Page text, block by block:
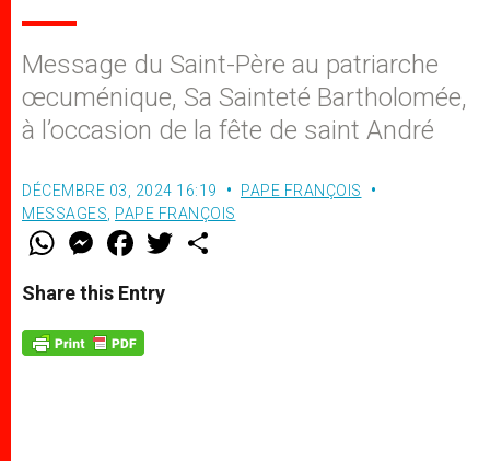
Message du Saint-Père au patriarche
œcuménique, Sa Sainteté Bartholomée,
à l’occasion de la fête de saint André
DÉCEMBRE 03, 2024 16:19
PAPE FRANÇOIS
MESSAGES, PAPE FRANÇOIS
W
t
s
p
p
M
e
s
e
g
e
F
a
e
b
o
k
w
Share this Entry